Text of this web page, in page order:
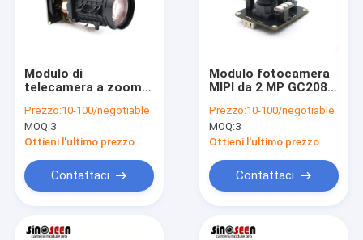
Modulo di
telecamera a zoom
zoom 3x/5x e
sensore CMOS Sony
IMX415 per
UVC
Prezzo:10-100/negotiable
MOQ:3
Ottieni l'ultimo prezzo
Contattaci
Modulo fotocamera
MIPI da 2 MP GC2083
energetico, alto
raggio dinamico ed
efficienza dei pixel
sistemi embedded
Prezzo:10-100/negotiable
MOQ:3
Ottieni l'ultimo prezzo
Contattaci